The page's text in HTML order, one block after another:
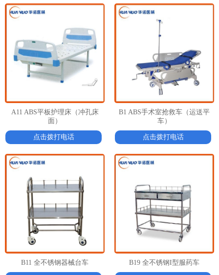
A11 ABS平板护理床（冲孔床
面）
点击拨打电话
B1 ABS手术室抢救车（运送平
车）
点击拨打电话
B11 全不锈钢器械台车 B19 全不锈钢I型服药车